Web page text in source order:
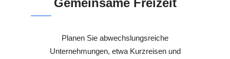
Planen Sie abwechslungsreiche
Unternehmungen, etwa Kurzreisen und